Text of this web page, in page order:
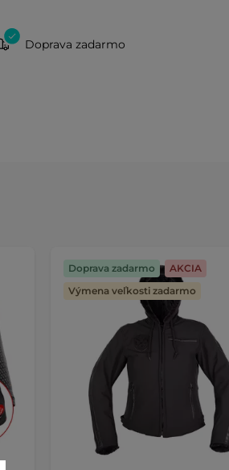
Doprava zadarmo
Doprava zadarmo
AKCIA
Výmena veľkosti zadarmo